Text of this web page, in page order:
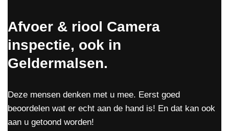
Afvoer & riool Camera
inspectie, ook in
Geldermalsen.
Deze mensen denken met u mee. Eerst goed
beoordelen wat er echt aan de hand is! En dat kan ook
aan u getoond worden!